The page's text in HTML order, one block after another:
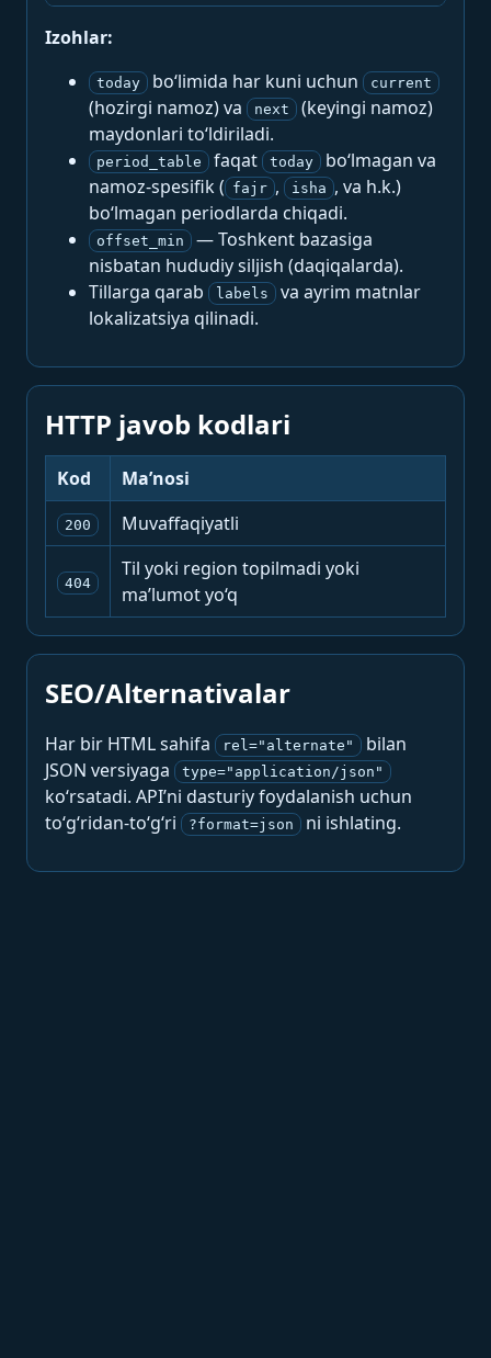
Izohlar:
today bo‘limida har kuni uchun current
(hozirgi namoz) va next
(keyingi namoz)
maydonlari to‘ldiriladi.
period_table faqat today
bo‘lmagan va
namoz-spesifik ( fajr , isha , va h.k.)
bo‘lmagan periodlarda chiqadi.
offset_min
— Toshkent bazasiga
nisbatan hududiy siljish (daqiqalarda).
Tillarga qarab
labels
va ayrim matnlar
lokalizatsiya qilinadi.
HTTP javob kodlari
Kod Ma’nosi
200 Muvaffaqiyatli
404
Til yoki region topilmadi yoki
ma’lumot yo‘q
SEO/Alternativalar
Har bir HTML sahifa rel="alternate"
bilan
JSON versiyaga
type="application/json"
ko‘rsatadi. API’ni dasturiy foydalanish uchun
to‘g‘ridan-to‘g‘ri
?format=json ni ishlating.